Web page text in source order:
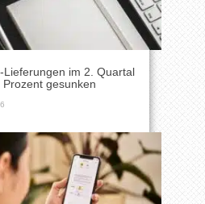
Lieferungen im 2. Quartal
gesunken